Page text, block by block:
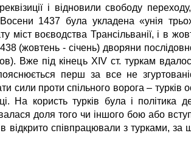
і відновили свободу
Восени 1437 була укладена «унія
міст воєводства Трансільванії, і в
(жовтень - січень) дворяни
Вже під кінець XIV ст. туркам
перш за все не
сили проти спільного ворога – турків
На користь турків була і політика
доля того чи іншого бою або
відкрито співпрацювали з турками, за